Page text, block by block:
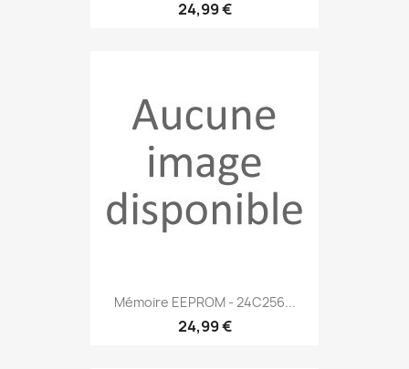
24,99 €
Mémoire EEPROM - 24C256...
24,99 €